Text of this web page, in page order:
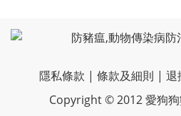
隱私條款 | 條款及細則 | 退
Copyright © 2012 愛狗